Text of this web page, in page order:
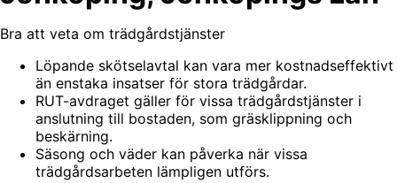
Bra att veta om trädgårdstjänster
Löpande skötselavtal kan vara mer kostnadseffektivt
än enstaka insatser för stora trädgårdar.
RUT-avdraget gäller för vissa trädgårdstjänster i
anslutning till bostaden, som gräsklippning och
beskärning.
Säsong och väder kan påverka när vissa
trädgårdsarbeten lämpligen utförs.